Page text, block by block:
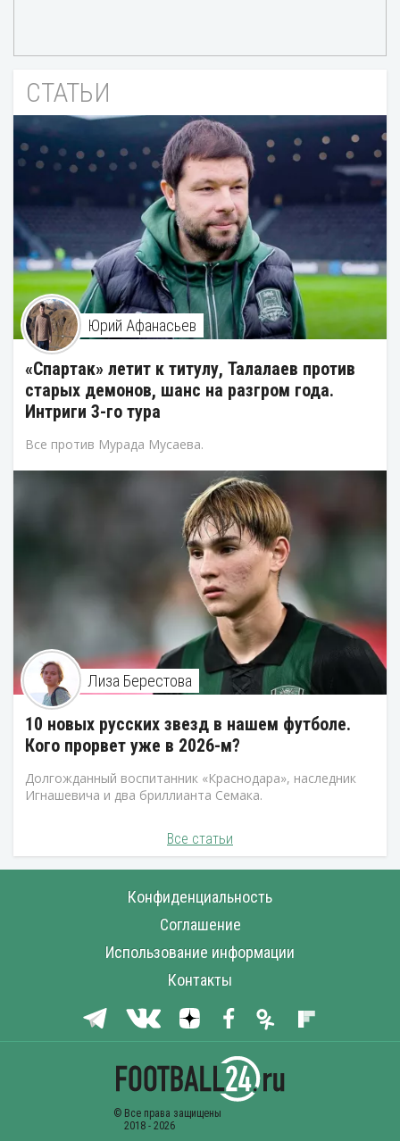
СТАТЬИ
Юрий Афанасьев
«Спартак» летит к титулу, Талалаев против
старых демонов, шанс на разгром года.
Интриги 3-го тура
Все против Мурада Мусаева.
Лиза Берестова
10 новых русских звезд в нашем футболе.
Кого прорвет уже в 2026-м?
Долгожданный воспитанник «Краснодара», наследник
Игнашевича и два бриллианта Семака.
Все статьи
Конфиденциальность
Соглашение
Использование информации
Контакты